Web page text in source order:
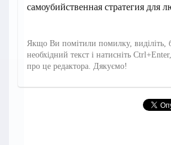
самоубийственная стратегия для
Якщо Ви помітили помилку, виділіть,
необхідний текст і натисніть
про це редактора. Дякуємо!